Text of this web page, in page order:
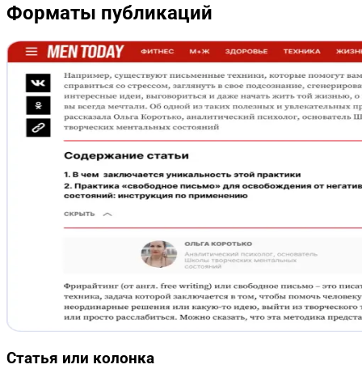
Форматы публикаций
Статья или колонка